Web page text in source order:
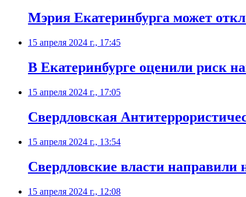
Мэрия Екатеринбурга может
15 апреля 2024 г., 17:45
В Екатеринбурге оценили риск
15 апреля 2024 г., 17:05
Свердловская
15 апреля 2024 г., 13:54
Свердловские власти направили
15 апреля 2024 г., 12:08